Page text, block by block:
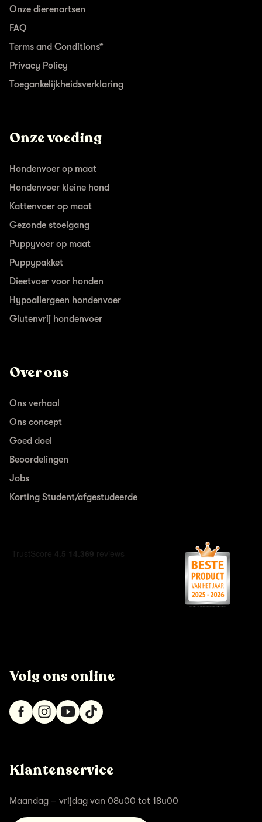
Onze dierenartsen
FAQ
Terms and Conditions*
Privacy Policy
Toegankelijkheidsverklaring
Onze voeding
Hondenvoer op maat
Hondenvoer kleine hond
Kattenvoer op maat
Gezonde stoelgang
Puppyvoer op maat
Puppypakket
Dieetvoer voor honden
Hypoallergeen hondenvoer
Glutenvrij hondenvoer
Over ons
Ons verhaal
Ons concept
Goed doel
Beoordelingen
Jobs
Korting Student/afgestudeerde
Volg ons online
Klantenservice
Maandag – vrijdag van 08u00 tot 18u00